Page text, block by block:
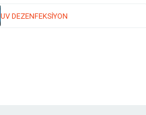
UV DEZENFEKSİYON